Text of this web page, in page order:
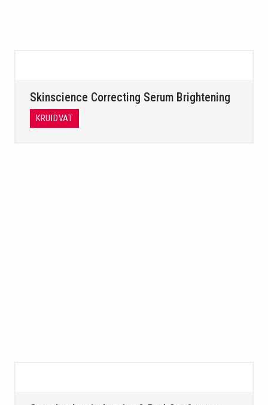
Skinscience Correcting Serum Brightening
KRUIDVAT